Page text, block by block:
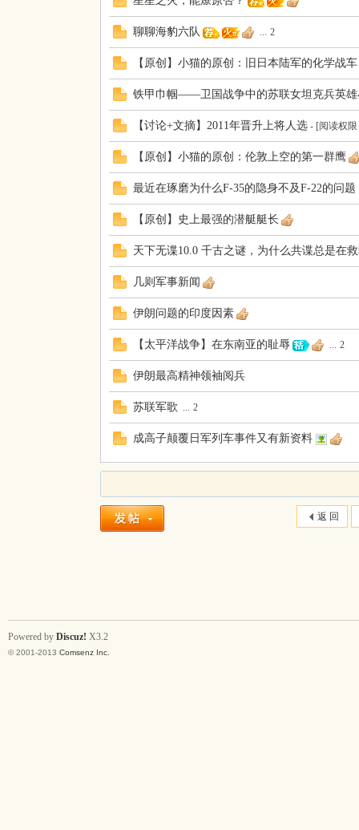
聊聊海豹六队 ... 2
【原创】小猫的原创：旧日本陆军的化学战
铁甲巾帼——卫国战争中的苏联女坦克兵英雄
【讨论+文摘】2011年晋升上将人选 - [阅读权限
【原创】小猫的原创：伦敦上空的第一群鹰
最近在琢磨为什么F-35的隐身不及F-22的问题
【原创】史上最强的潜艇艇长
天下无谍10.0 千古之谜，为什么共谍总是在
几则军事新闻
伊朗问题的印度因素
【太平洋战争】在东南亚的耻辱 ... 2
伊朗最高精神领袖阅兵
苏联军歌 ... 2
成高子颠覆日军列车事件又有新资料
返 回
Powered by Discuz! X3.2
© 2001-2013 Comsenz Inc.